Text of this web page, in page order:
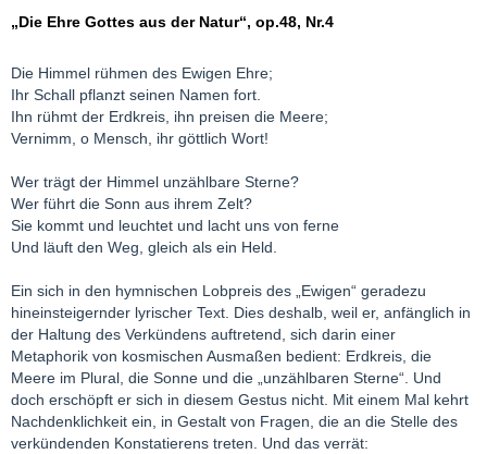
„Die Ehre Gottes aus der Natur“, op.48, Nr.4
Die Himmel rühmen des Ewigen Ehre;
Ihr Schall pflanzt seinen Namen fort.
Ihn rühmt der Erdkreis, ihn preisen die Meere;
Vernimm, o Mensch, ihr göttlich Wort!
Wer trägt der Himmel unzählbare Sterne?
Wer führt die Sonn aus ihrem Zelt?
Sie kommt und leuchtet und lacht uns von ferne
Und läuft den Weg, gleich als ein Held.
Ein sich in den hymnischen Lobpreis des „Ewigen“ geradezu
hineinsteigernder lyrischer Text. Dies deshalb, weil er, anfänglich in
der Haltung des Verkündens auftretend, sich darin einer
Metaphorik von kosmischen Ausmaßen bedient: Erdkreis, die
Meere im Plural, die Sonne und die „unzählbaren Sterne“. Und
doch erschöpft er sich in diesem Gestus nicht. Mit einem Mal kehrt
Nachdenklichkeit ein, in Gestalt von Fragen, die an die Stelle des
verkündenden Konstatierens treten. Und das verrät: